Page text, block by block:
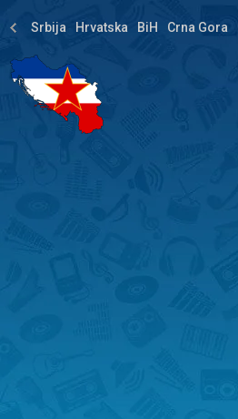
Srbija Hrvatska BiH Crna Gora